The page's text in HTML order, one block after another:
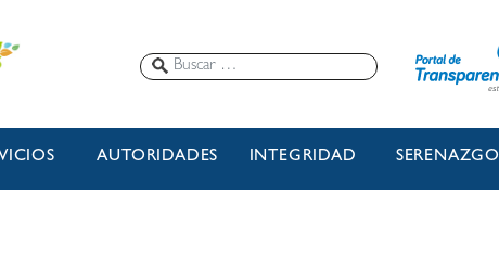
AUTORIDADES INTEGRIDAD SERENAZGO